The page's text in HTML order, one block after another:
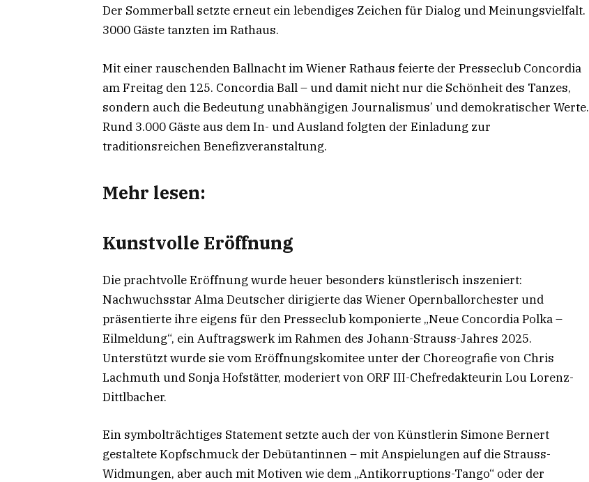
Der Sommerball setzte erneut ein lebendiges Zeichen für Dialog und Meinungsvielfalt.
3000 Gäste tanzten im Rathaus.
Mit einer rauschenden Ballnacht im Wiener Rathaus feierte der Presseclub Concordia
am Freitag den 125. Concordia Ball – und damit nicht nur die Schönheit des Tanzes,
sondern auch die Bedeutung unabhängigen Journalismus’ und demokratischer Werte.
Rund 3.000 Gäste aus dem In- und Ausland folgten der Einladung zur
traditionsreichen Benefizveranstaltung.
Mehr lesen:
Kunstvolle Eröffnung
Die prachtvolle Eröffnung wurde heuer besonders künstlerisch inszeniert:
Nachwuchsstar Alma Deutscher dirigierte das Wiener Opernballorchester und
präsentierte ihre eigens für den Presseclub komponierte „Neue Concordia Polka –
Eilmeldung“, ein Auftragswerk im Rahmen des Johann-Strauss-Jahres 2025.
Unterstützt wurde sie vom Eröffnungskomitee unter der Choreografie von Chris
Lachmuth und Sonja Hofstätter, moderiert von ORF III-Chefredakteurin Lou Lorenz-
Dittlbacher.
Ein symbolträchtiges Statement setzte auch der von Künstlerin Simone Bernert
gestaltete Kopfschmuck der Debütantinnen – mit Anspielungen auf die Strauss-
Widmungen, aber auch mit Motiven wie dem „Antikorruptions-Tango“ oder der